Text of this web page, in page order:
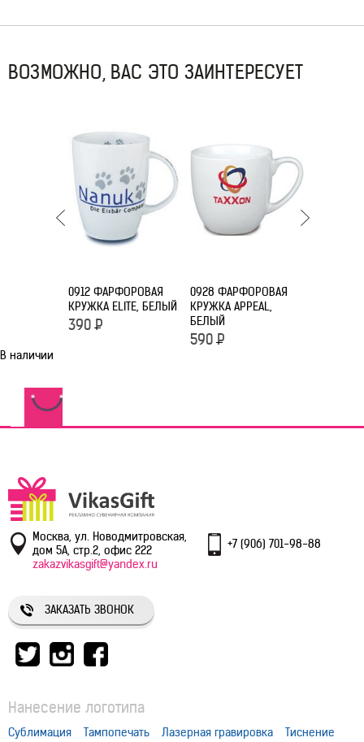
ВОЗМОЖНО, ВАС ЭТО ЗАИНТЕРЕСУЕТ
0912 ФАРФОРОВАЯ
КРУЖКА ELITE, БЕЛЫЙ
390 Р
0928 ФАРФОРОВАЯ
КРУЖКА APPEAL,
БЕЛЫЙ
590 Р
В наличии
Москва, ул. Новодмитровская,
дом 5А, стр.2, офис 222
+7 (906) 701-98-88
zakazvikasgift@yandex.ru
ЗАКАЗАТЬ ЗВОНОК
Нанесение логотипа
Сублимация Тампопечать Лазерная гравировка
Тиснение